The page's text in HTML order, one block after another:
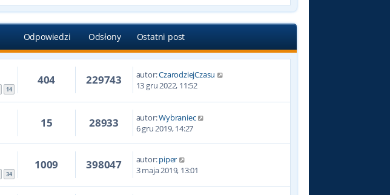
Odpowiedzi Odsłony Ostatni post
14
404 229743 autor:CzarodziejCzasu
13 gru 2022, 11:52
15 28933 autor:Wybraniec
6 gru 2019, 14:27
34
1009 398047 autor:piper
3 maja 2019, 13:01